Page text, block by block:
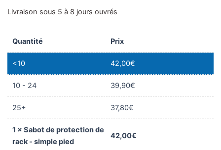
Livraison sous 5 à 8 jours ouvrés
Quantité Prix
<10 42,00€
10 - 24 39,90€
25+ 37,80€
1 × Sabot de protection de
rack - simple pied
42,00€
quantité
protection
rack
simple
pied